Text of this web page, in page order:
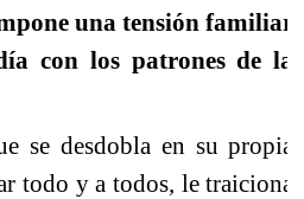
una tensión familiar
con los patrones de la
se desdobla en su propia
todo y a todos, le traiciona